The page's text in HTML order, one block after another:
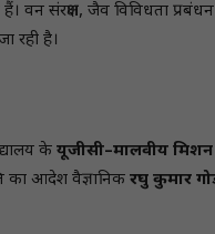
संरक्षण, जैव विविधता प्रबंधन
रही है।
के यूजीसी–मालवीय मिशन
का आदेश वैज्ञानिक रघु कुमार